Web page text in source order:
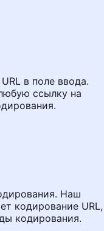
в поле ввода.
ссылку на
Наш
кодирование URL,
кодирования.